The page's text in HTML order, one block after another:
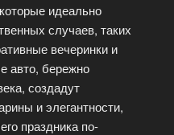
идеально
случаев, таких
вечеринки и
авто, бережно
создадут
и элегантности,
праздника по-